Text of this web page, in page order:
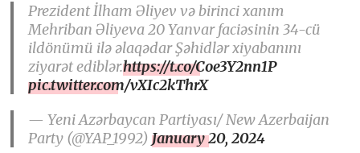
Prezident İlham Əliyev və birinci xanım
Mehriban Əliyeva 20 Yanvar faciəsinin 34-cü
ildönümü ilə əlaqədar Şəhidlər xiyabanını
ziyarət ediblər.https://t.co/Coe3Y2nn1P
pic.twitter.com/vXIc2kThrX
— Yeni Azərbaycan Partiyası/ New Azerbaijan
Party (@YAP_1992)January 20, 2024